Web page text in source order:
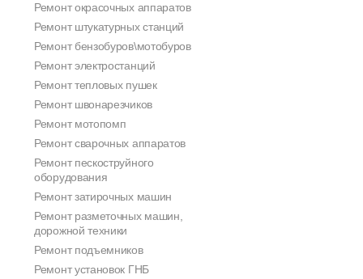
Ремонт окрасочных аппаратов
Ремонт штукатурных станций
Ремонт бензобуров\мотобуров
Ремонт электростанций
Ремонт тепловых пушек
Ремонт швонарезчиков
Ремонт мотопомп
Ремонт сварочных аппаратов
Ремонт пескоструйного
оборудования
Ремонт затирочных машин
Ремонт разметочных машин,
дорожной техники
Ремонт подъемников
Ремонт установок ГНБ